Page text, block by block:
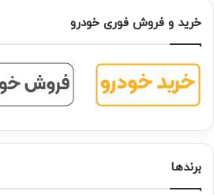
خرید و فروش فوری خودرو
برندها